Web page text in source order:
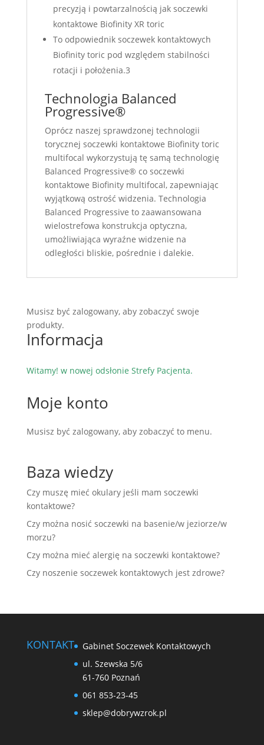
precyzją i powtarzalnością jak soczewki
kontaktowe Biofinity XR toric
To odpowiednik soczewek kontaktowych
Biofinity toric pod względem stabilności
rotacji i położenia.3
Technologia Balanced
Progressive®
Oprócz naszej sprawdzonej technologii
torycznej soczewki kontaktowe Biofinity toric
multifocal wykorzystują tę samą technologię
Balanced Progressive® co soczewki
kontaktowe Biofinity multifocal, zapewniając
wyjątkową ostrość widzenia. Technologia
Balanced Progressive to zaawansowana
wielostrefowa konstrukcja optyczna,
umożliwiająca wyraźne widzenie na
odległości bliskie, pośrednie i dalekie.
Musisz być zalogowany, aby zobaczyć swoje
produkty.
Informacja
Witamy! w nowej odsłonie Strefy Pacjenta.
Moje konto
Musisz być zalogowany, aby zobaczyć to menu.
Baza wiedzy
Czy muszę mieć okulary jeśli mam soczewki
kontaktowe?
Czy można nosić soczewki na basenie/w jeziorze/w
morzu?
Czy można mieć alergię na soczewki kontaktowe?
Czy noszenie soczewek kontaktowych jest zdrowe?
KONTAKT
Gabinet Soczewek Kontaktowych
ul. Szewska 5/6
61-760 Poznań
061 853-23-45
sklep@dobrywzrok.pl